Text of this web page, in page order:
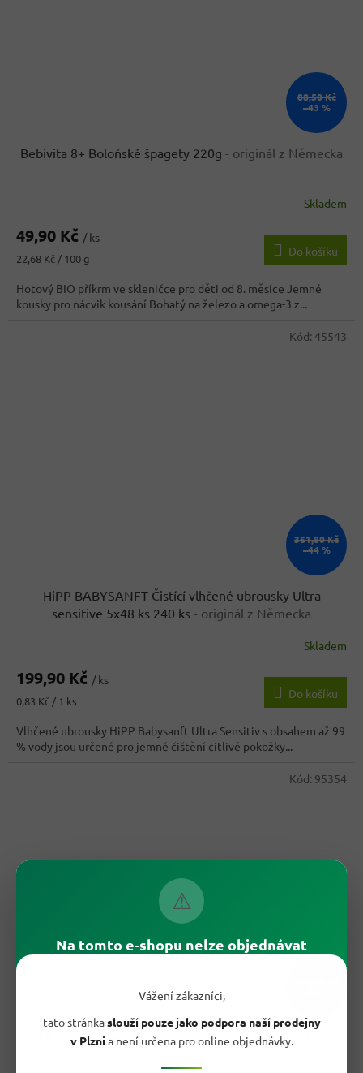
⚠
Na tomto e-shopu nelze objednávat
Vážení zákazníci,
tato stránkaslouží pouze jako podpora naší prodejny
v Plznia není určena pro online objednávky.
88,50 Kč
–43 %
Bebivita 8+ Boloňské špagety 220g - originál z Německa
produktu
4,2
z
5
hvězdiček.
Skladem
49,90 Kč / ks
Měrná
22,68 Kč / 100 g
Do košíku
Hotový BIO příkrm ve skleničce pro děti od 8. měsíce Jemné
kousky pro nácvik kousání Bohatý na železo a omega-3 z...
361,80 Kč
–44 %
HiPP BABYSANFT Čistící vlhčené ubrousky Ultra
sensitive 5x48 ks 240 ks - originál z Německa
produktu
4,2
z
5
hvězdiček.
Skladem
199,90 Kč / ks
Měrná
0,83 Kč / 1 ks
Do košíku
Vlhčené ubrousky HiPP Babysanft Ultra Sensitiv s obsahem až 99
% vody jsou určené pro jemné čištění citlivé pokožky...
Kód: 45543
Elkos Premium dětské pleny 3+ MIDI 5-9kg 46 ks
Kód: 95354